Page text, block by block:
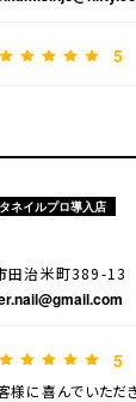
5
ネイルプロ導入店
治米町389-13
5
に喜んでいただき